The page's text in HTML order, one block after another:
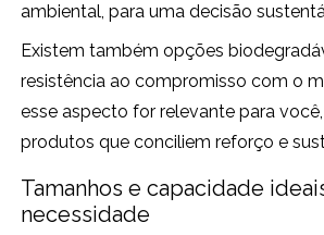
ambiental, para uma decisão
Existem também opções
resistência ao compromisso com o
esse aspecto for relevante para
produtos que conciliem reforço e
Tamanhos e capacidade
necessidade